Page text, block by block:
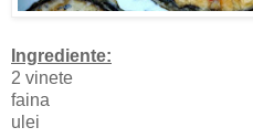
Ingrediente:
2 vinete
faina
ulei